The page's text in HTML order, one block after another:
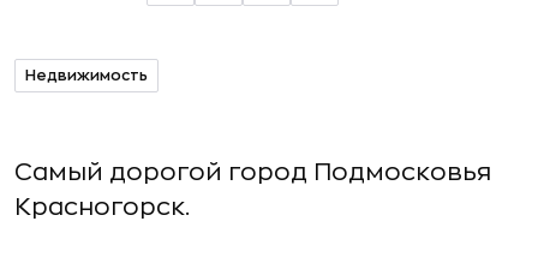
Недвижимость
Самый дорогой город Подмосковья 
Красногорск.